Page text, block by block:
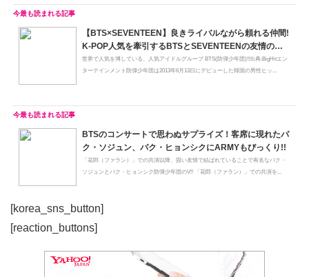
【BTS×SEVENTEEN】良きライバルながら頼れる仲間!
K-POP人気を牽引するBTSとSEVENTEENの友情の瞬
間
世界で人気を博している、人気アイドルグループ BTS(防弾少年団)!!出典:BigHitエン
ターテインメント防弾少年団は2013年6月13日にデビューした韓国の男性ヒッ...
BTSのコンサートで思わぬサプライズ！客席に現れたパ
ク・ソジュン、パク・ヒョンシクにARMYもびっくり!!
「花郎（ファラン）」での共演以降、固い友情で結ばれていることで有名なパク・
ソジュンとパク・ヒョンシク防弾少年団のV!! 「花郎（ファラン）」での共演を...
[korea_sns_button]
[reaction_buttons]